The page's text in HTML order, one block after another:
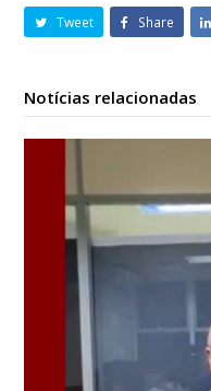
Tweet Share
Notícias relacionadas